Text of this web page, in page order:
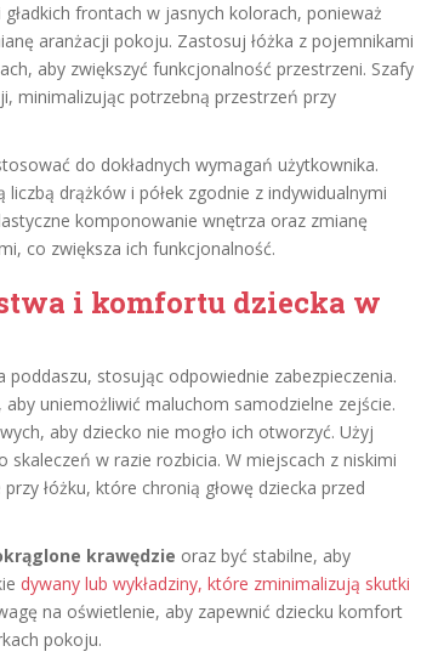
frontach w jasnych kolorach, ponieważ
aranżacji pokoju. Zastosuj łóżka z pojemnikami
aby zwiększyć funkcjonalność przestrzeni. Szafy
minimalizując potrzebną przestrzeń przy
do dokładnych wymagań użytkownika.
drążków i półek zgodnie z indywidualnymi
komponowanie wnętrza oraz zmianę
co zwiększa ich funkcjonalność.
i komfortu dziecka w
stosując odpowiednie zabezpieczenia.
aby uniemożliwić maluchom samodzielne zejście.
aby dziecko nie mogło ich otworzyć. Użyj
skaleczeń w razie rozbicia. W miejscach z niskimi
łóżku, które chronią głowę dziecka przed
krawędzie oraz być stabilne, aby
dywany lub wykładziny, które zminimalizują skutki
na oświetlenie, aby zapewnić dziecku komfort
pokoju.